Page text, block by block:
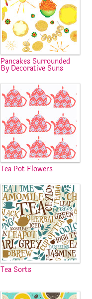
Pancakes Surrounded
By Decorative Suns
Tea Pot Flowers
Tea Sorts